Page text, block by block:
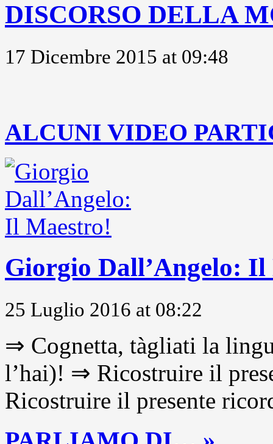
DISCORSO DELLA
17 Dicembre 2015 at 09:48
ALCUNI VIDEO
Giorgio Dall’Angelo:
25 Luglio 2016 at 08:22
⇒ Cognetta, tàgliati la
l’hai)! ⇒ Ricostruire il
Ricostruire il presente